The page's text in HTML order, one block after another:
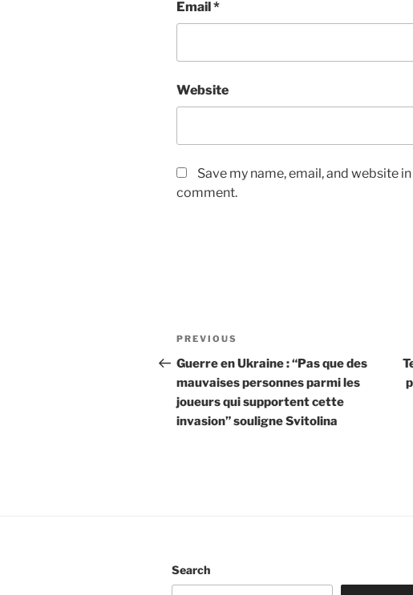
Email*
Website
Save my name, email, and website
comment.
Post
navigation
Previous
Post
PREVIOUS
Guerre en Ukraine : “Pas que des
mauvaises personnes parmi les
joueurs qui supportent cette
invasion” souligne Svitolina
Search